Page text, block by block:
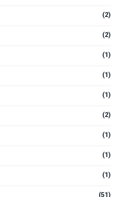
(2)
(2)
(1)
(1)
(1)
(2)
(1)
(1)
(1)
(51)